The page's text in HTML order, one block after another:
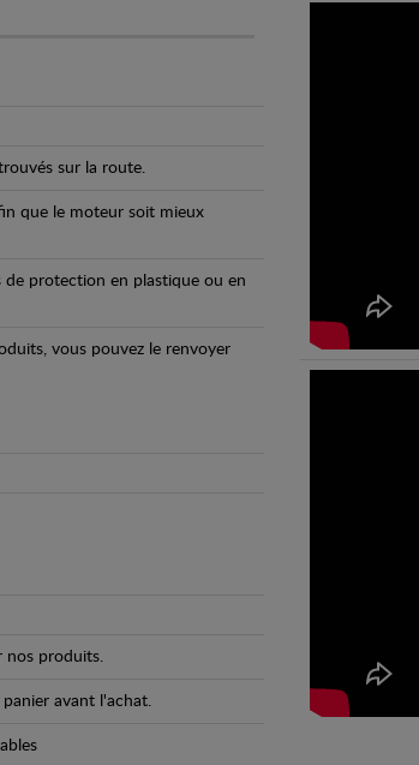
sur la route.
que le moteur soit mieux
de protection en plastique ou en
vous pouvez le renvoyer
nos produits.
avant l'achat.